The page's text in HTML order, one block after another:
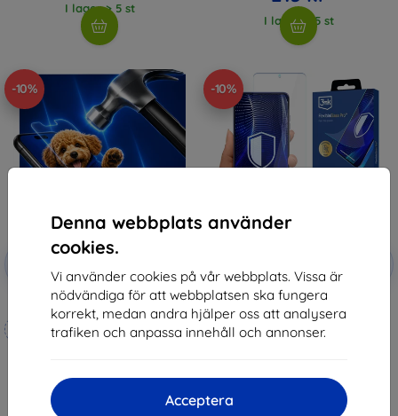
Denna webbplats använder
cookies.
Vi använder cookies på vår webbplats. Vissa är
nödvändiga för att webbplatsen ska fungera
korrekt, medan andra hjälper oss att analysera
trafiken och anpassa innehåll och annonser.
Acceptera
I lager > 5 st
I lager > 5 st
-10%
Rabatt
kupong
3mk Hammer protective film
Tillverkat efter mått
223 kr
-10%
kupong
3mk FlexibleGlass Pro Hybrid
glass for Motorola Edge 60
Stylus
337 kr